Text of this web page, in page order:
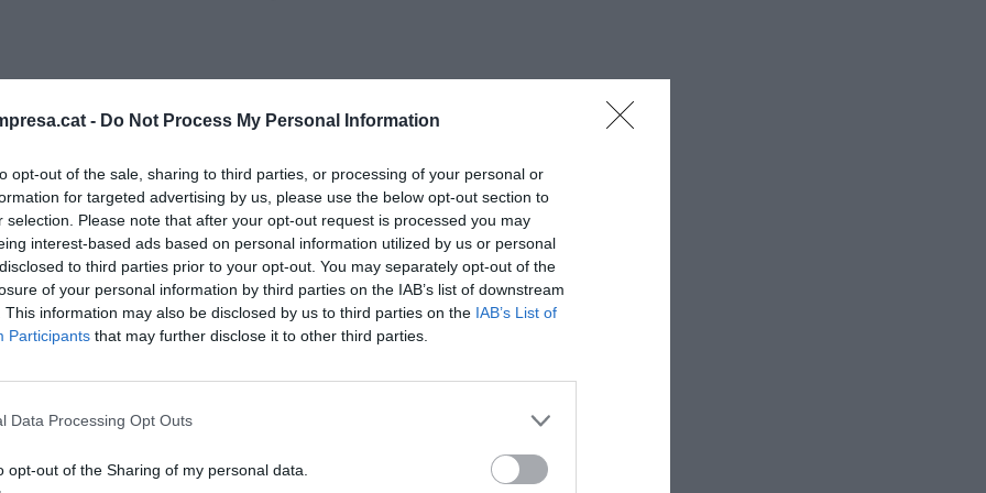
- Do Not Process My Personal Information
opt-out of the sale, sharing to third parties, or processing of your personal or
for targeted advertising by us, please use the below opt-out section to
selection. Please note that after your opt-out request is processed you may
interest-based ads based on personal information utilized by us or personal
to third parties prior to your opt-out. You may separately opt-out of the
of your personal information by third parties on the IAB’s list of downstream
This information may also be disclosed by us to third parties on the IAB’s List of
Participants that may further disclose it to other third parties.
Data Processing Opt Outs
opt-out of the Sharing of my personal data.
Catalunya alerta de "riesgo de colapso" en
y reclama respuestas urgentes
de los riesgos que esta operación comportaría
tangibles", ha apuntado la vicesecretaria de la
del sector financiero,
López. Después de desplegar su
que hay justificación "de sobra" para que el